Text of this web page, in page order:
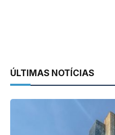
ÚLTIMAS NOTÍCIAS